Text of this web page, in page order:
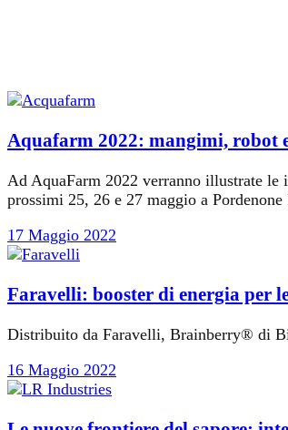
Aquafarm 2022: mangimi, robot
Ad AquaFarm 2022 verranno illustrate le
prossimi 25, 26 e 27 maggio a Pordenone
17 Maggio 2022
Faravelli: booster di energia per
Distribuito da Faravelli, Brainberry® di
16 Maggio 2022